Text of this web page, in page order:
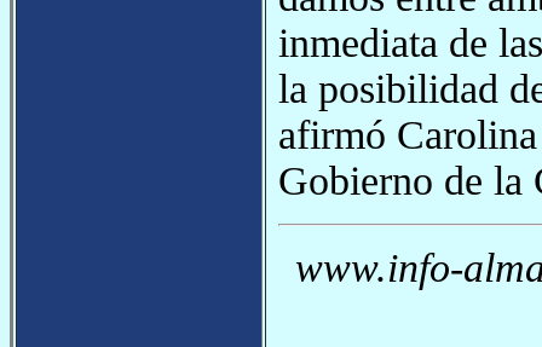
inmediata de
la posibilidad
afirmó
Gobierno de la
www.info-